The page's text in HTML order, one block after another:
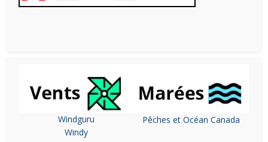
Windguru
Windy
Pêches et Océan Canada